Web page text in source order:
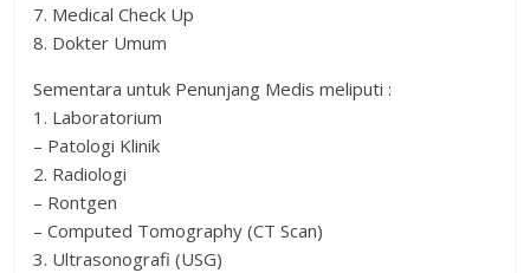
7. Medical Check Up
8. Dokter Umum
Sementara untuk Penunjang Medis meliputi :
1. Laboratorium
– Patologi Klinik
2. Radiologi
– Rontgen
– Computed Tomography (CT Scan)
3. Ultrasonografi (USG)